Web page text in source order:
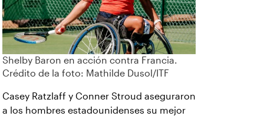
Shelby Baron en acción contra Francia.
Crédito de la foto: Mathilde Dusol/ITF
Casey Ratzlaff y Conner Stroud aseguraron
a los hombres estadounidenses su mejor